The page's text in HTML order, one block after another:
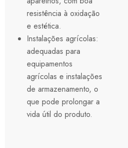
resistência à oxidação
e estética.
Instalações agrícolas:
adequadas para
equipamentos
agrícolas e instalações
de armazenamento, o
que pode prolongar a
vida útil do produto.